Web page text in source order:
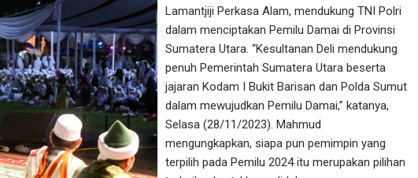
Lamantjiji Perkasa Alam, mendukung TNI Polri
dalam menciptakan Pemilu Damai di Provinsi
Sumatera Utara. “Kesultanan Deli mendukung
penuh Pemerintah Sumatera Utara beserta
jajaran Kodam I Bukit Barisan dan Polda Sumut
dalam mewujudkan Pemilu Damai,” katanya,
Selasa (28/11/2023). Mahmud
mengungkapkan, siapa pun pemimpin yang
terpilih pada Pemilu 2024 itu merupakan pilihan